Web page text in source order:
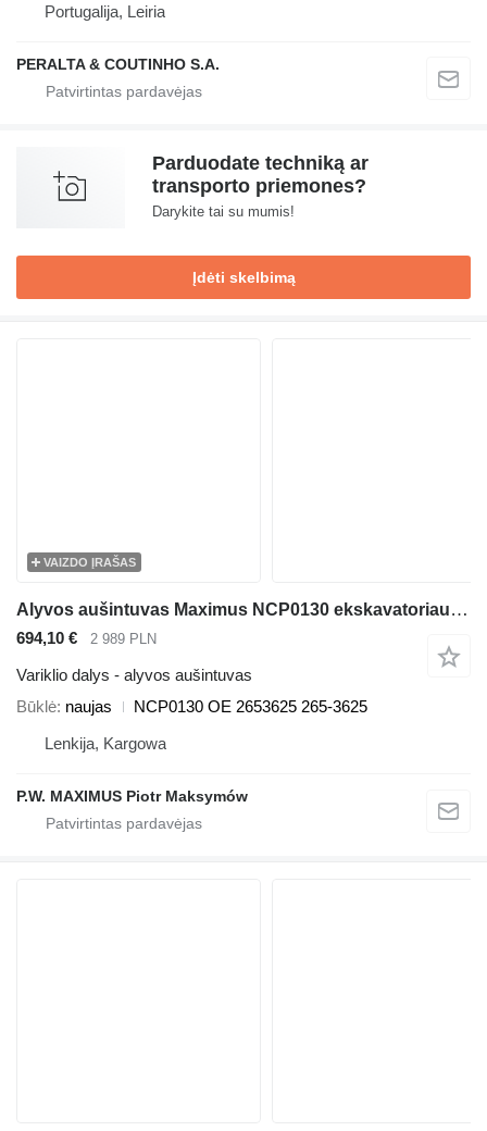
Portugalija, Leiria
PERALTA & COUTINHO S.A.
Parduodate techniką ar
transporto priemones?
Darykite tai su mumis!
Įdėti skelbimą
VAIZDO ĮRAŠAS
Alyvos aušintuvas Maximus NCP0130 ekskavatoriaus Caterpillar 320D 321D 323D
694,10 € 2 989 PLN
Variklio dalys - alyvos aušintuvas
Būklė naujas
NCP0130 OE 2653625 265-3625
Lenkija, Kargowa
P.W. MAXIMUS Piotr Maksymów